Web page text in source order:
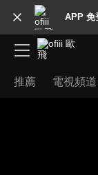
APP 免
推薦 電視頻道